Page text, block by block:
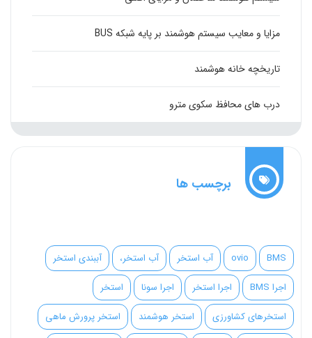
مزایا و معایب سیستم هوشمند بر پایه شبکه BUS
تاریخچه خانه هوشمند
درب های محافظ سکوی مترو
برچسب ها
BMS
ovio آب استخر آب استخر،
آببندی استخر
اجرا BMS
اجرا استخر اجرا سونا
استخر
استخرهای کشاورزی
استخر هوشمند
استخر پرورش ماهی